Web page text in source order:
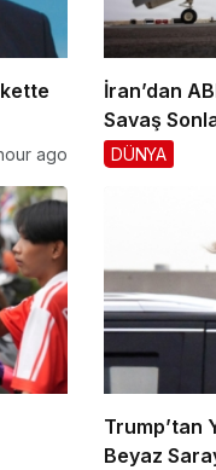
ago
İran’dan
Savaş
DÜNYA
Trump’tan
Beyaz